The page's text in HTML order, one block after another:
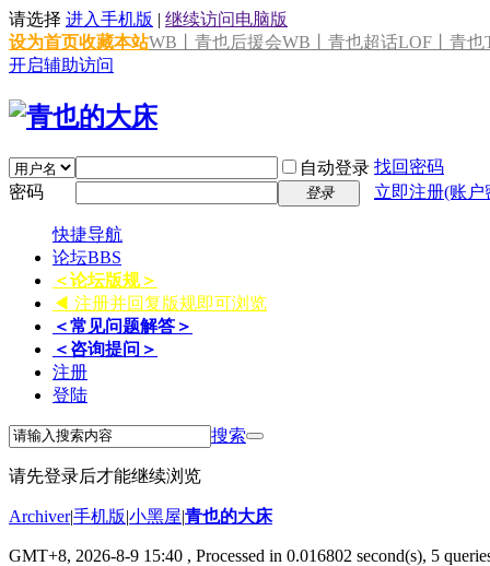
请选择 进入手机版 | 继续访问电脑版
设为首页收藏本站WB丨青也后援会WB丨青也超话LOF丨青也
开启辅助访问
自动登录 找回密码
密码
登录 立即注册(账
快捷导航
论坛BBS
＜论坛版规＞
◀ 注册并回复版规即可浏览
＜常见问题解答＞
＜咨询提问＞
注册
登陆
搜索
请先登录后才能继续浏览
Archiver|手机版|小黑屋|青也的大床
GMT+8, 2026-8-9 15:40 , Processed in 0.016802 second(s), 5